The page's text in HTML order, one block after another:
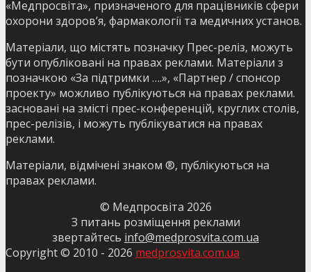
«Медпросвіта», призначеного для працівників сфери
охорони здоров’я, фармакології та медичних установ.
Матеріали, що містять позначку Прес-реліз, можуть
бути опубліковані на правах реклами. Матеріали з
позначкою «За підтримки ….», «Партнер / спонсор
проекту» можливо публікуються на правах реклами.
засновані на змісті прес-конференцій, круглих столів,
прес-релізів, і можуть публікуватися на правах
реклами.
Матеріали, відмічені знаком ®, публікуються на
правах реклами.
© Медпросвіта 2026
З питань розміщення реклами
звертайтесь info@medprosvita.com.ua
Copyright © 2010 - 2026 medprosvita.com.ua